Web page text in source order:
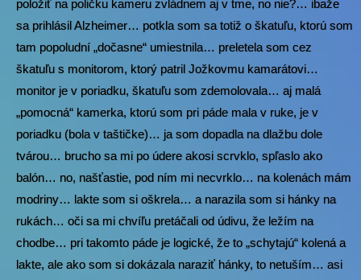
položiť na poličku kameru zvládnem aj v tme, no nie?… ibaže
sa prihlásil Alzheimer… potkla som sa totiž o škatuľu, ktorú som
tam popoludní „dočasne“ umiestnila… preletela som cez
škatuľu s monitorom, ktorý patril Jožkovmu kamarátovi…
monitor je v poriadku, škatuľu som zdemolovala… aj malá
„pomocná“ kamerka, ktorú som pri páde mala v ruke, je v
poriadku (bola v taštičke)… ja som dopadla na dlažbu dole
tvárou… brucho sa mi po údere akosi scrvklo, spľaslo ako
balón… no, našťastie, pod ním mi necvrklo… na kolenách mám
modriny… lakte som si oškrela… a narazila som si hánky na
rukách… oči sa mi chvíľu pretáčali od údivu, že ležím na
chodbe… pri takomto páde je logické, že to „schytajú“ kolená a
lakte, ale ako som si dokázala naraziť hánky, to netuším… asi